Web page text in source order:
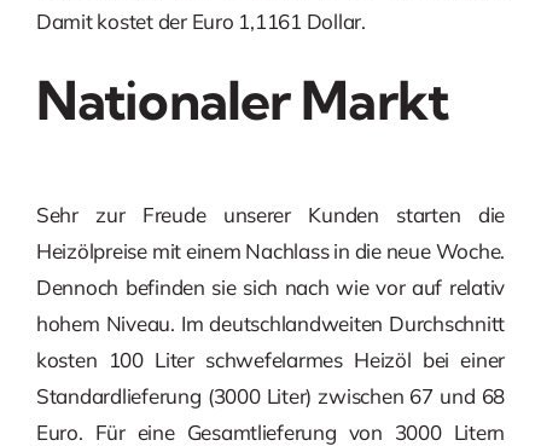
Damit kostet der Euro 1,1161 Dollar.
Nationaler Markt
Sehr zur Freude unserer Kunden starten die
Heizölpreise mit einem Nachlass in die neue Woche.
Dennoch befinden sie sich nach wie vor auf relativ
hohem Niveau. Im deutschlandweiten Durchschnitt
kosten 100 Liter schwefelarmes Heizöl bei einer
Standardlieferung (3000 Liter) zwischen 67 und 68
Euro. Für eine Gesamtlieferung von 3000 Litern